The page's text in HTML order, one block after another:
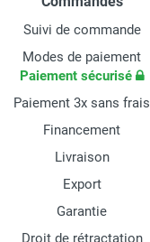
Suivi de commande
Modes de paiement
Paiement sécurisé
Paiement 3x sans frais
Financement
Livraison
Export
Garantie
Droit de rétractation